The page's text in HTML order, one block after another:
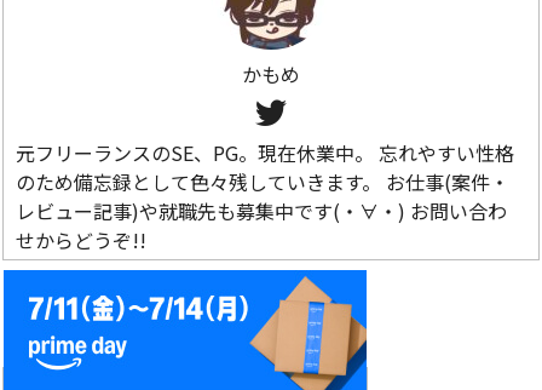
かもめ
元フリーランスのSE、PG。現在休業中。 忘れやすい性格
のため備忘録として色々残していきます。 お仕事(案件・
レビュー記事)や就職先も募集中です(・∀・) お問い合わ
せからどうぞ!!